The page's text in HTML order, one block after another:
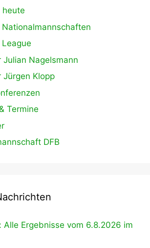
heute
League
Julian Nagelsmann
Jürgen Klopp
Termine
DFB
Alle Ergebnisse vom 6.8.2026 im